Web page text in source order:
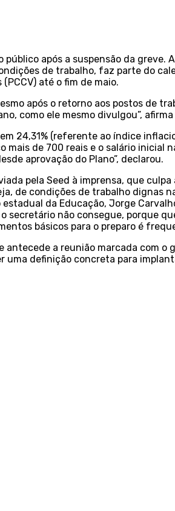
após a suspensão da
de trabalho, faz parte do
até o fim de maio.
após o retorno aos postos de
como ele mesmo divulgou”,
24,31% (referente ao índice
de 700 reais e o salário inicial
aprovação do Plano”, declarou.
pela Seed à imprensa, que
de condições de trabalho dignas
da Educação, Jorge
secretário não consegue, porque
básicos para o preparo é
a reunião marcada com
definição concreta para